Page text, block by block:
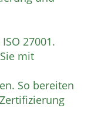
27001.
mit
So bereiten